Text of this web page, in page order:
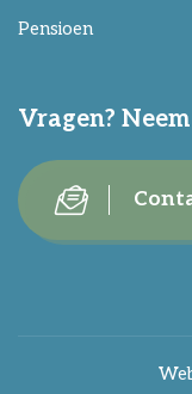
Pensioen
Vragen?